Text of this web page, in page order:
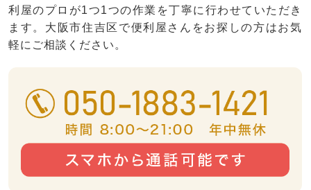
利屋のプロが1つ1つの作業を丁寧に行わせていただき
ます。大阪市住吉区で便利屋さんをお探しの方はお気
軽にご相談ください。